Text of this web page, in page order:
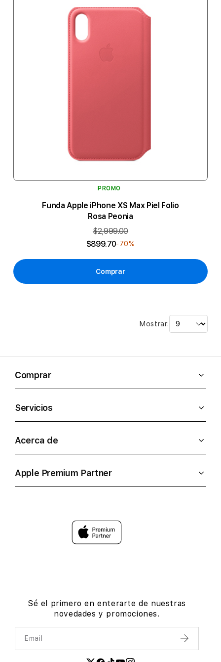
PROMO
Funda Apple iPhone XS Max Piel Folio
Rosa Peonia
$2,999.00
$899.70-70%
Comprar
Mostrar:
Comprar
Servicios
Acerca de
Apple Premium Partner
Sé el primero en enterarte de nuestras
novedades y promociones.
Email